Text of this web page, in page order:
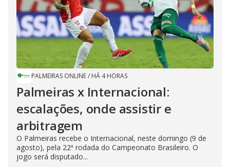
PALMEIRAS ONLINE/ HÁ 4 HORAS
Palmeiras x Internacional:
escalações, onde assistir e
arbitragem
O Palmeiras recebe o Internacional, neste domingo (9 de
agosto), pela 22ª rodada do Campeonato Brasileiro. O
jogo será disputado...